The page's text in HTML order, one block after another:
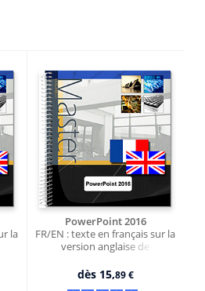
la
PowerPoint 2016
FR/EN : texte en français sur la
version anglaise de
dès 15,89 €